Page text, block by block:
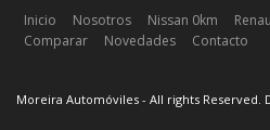
Inicio Nosotros Nissan 0km
Comparar
Novedades Contacto
Moreira Automóviles - All rights Reserved.